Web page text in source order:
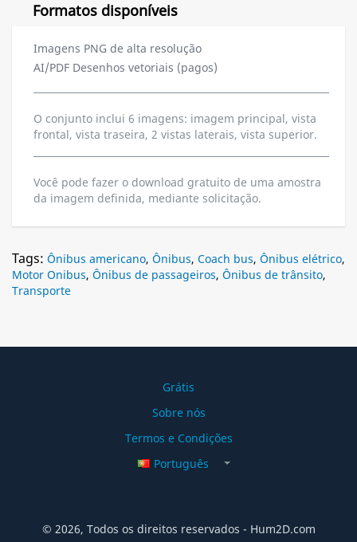
Formatos disponíveis
Imagens PNG de alta resolução
AI/PDF Desenhos vetoriais (pagos)
O conjunto inclui 6 imagens: imagem principal, vista
frontal, vista traseira, 2 vistas laterais, vista superior.
Você pode fazer o download gratuito de uma amostra
da imagem definida, mediante solicitação.
Tags: Ônibus americano, Ônibus, Coach bus, Ônibus elétrico,
Motor Onibus, Ônibus de passageiros, Ônibus de trânsito,
Transporte
Grátis
Sobre nós
Termos e Condições
Português
© 2026, Todos os direitos reservados - Hum2D.com